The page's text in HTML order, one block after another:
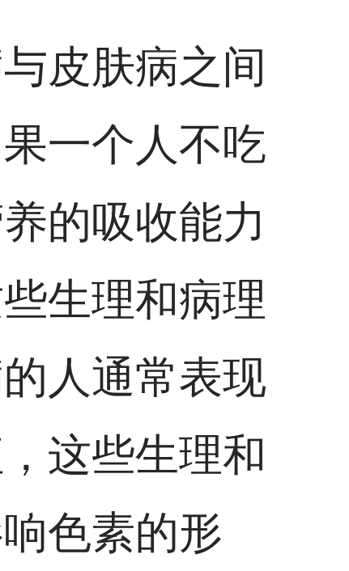
皮肤病之间
一个人不吃
的吸收能力
生理和病理
人通常表现
这些生理和
色素的形